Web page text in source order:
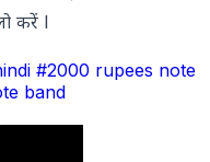
करें l
#2000 rupees note
band